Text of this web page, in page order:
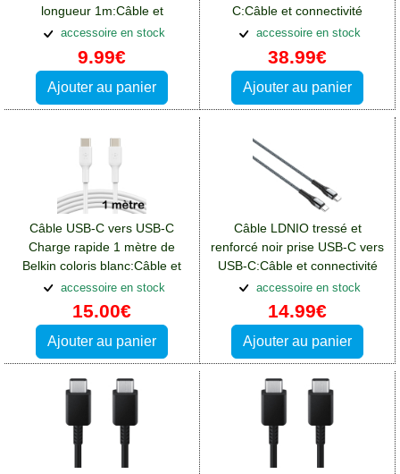
longueur 1m:Câble et
connectivité Blackberry Key2
accessoire en stock
9.99€
Ajouter au panier
C:Câble et connectivité
Blackberry Key2
accessoire en stock
38.99€
Ajouter au panier
Câble USB-C vers USB-C
Charge rapide 1 mètre de
Belkin coloris blanc:Câble et
connectivité Blackberry Key2
accessoire en stock
15.00€
Ajouter au panier
Câble LDNIO tressé et
renforcé noir prise USB-C vers
USB-C:Câble et connectivité
Blackberry Key2
accessoire en stock
14.99€
Ajouter au panier